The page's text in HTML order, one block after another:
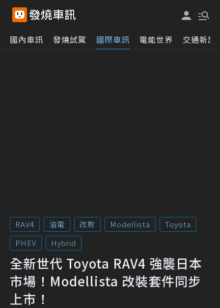
國內車訊 發燒試駕 國際車訊 電能世界 交通新訊
RAV4 油電 改款 Modellista
Toyota
PHEV
Hybrid
全新世代 Toyota RAV4 強襲日本
市場！Modellista 改裝套件同步
上市！